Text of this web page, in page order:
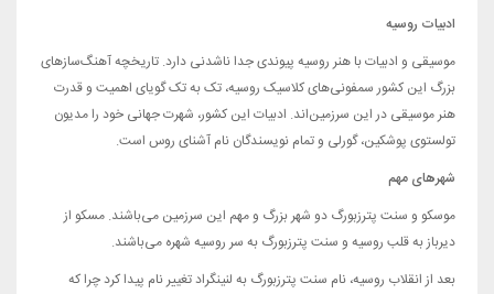
ادبیات روسیه
موسیقی و ادبیات با هنر روسیه پیوندی جدا ناشدنی دارد. تاریخچه آهنگ‌سازهای
بزرگ این کشور سمفونی‌های کلاسیک روسیه، تک به تک گویای اهمیت و قدرت
هنر موسیقی در این سرزمین‌اند. ادبیات این کشور، شهرت جهانی خود را مدیون
تولستوی پوشکین، گورلی و تمام نویسندگان نام آشنای روس است.
شهرهای مهم
موسکو و سنت پترزبورگ دو شهر بزرگ و مهم این سرزمین می‌باشند. مسکو از
دیرباز به قلب روسیه و سنت پترزبورگ به سر روسیه شهره می‌باشند.
بعد از انقلاب روسیه، نام سنت پترزبورگ به لنینگراد تغییر نام پیدا کرد چرا که